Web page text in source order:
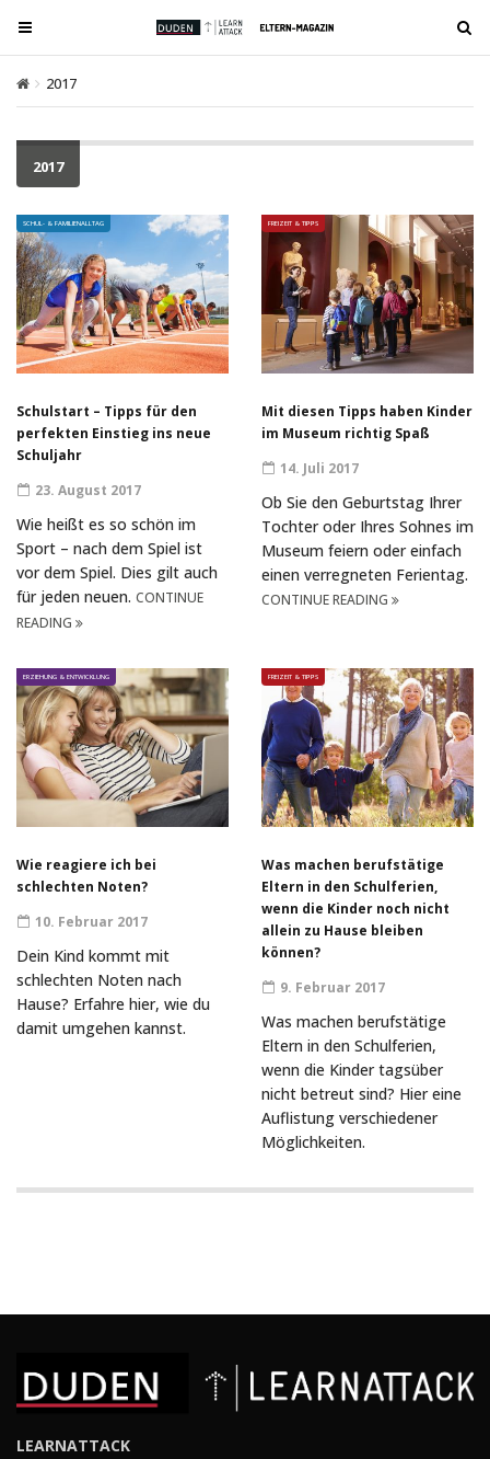
T
o
g
g
n
a
v
i
g
a
t
i
n
T
o
g
a
v
i
g
a
n
2017
2017
SCHUL- & FAMILIENALLTAG
Schulstart – Tipps für den
perfekten Einstieg ins neue
Schuljahr
23. August 2017
Wie heißt es so schön im
Sport – nach dem Spiel ist
vor dem Spiel. Dies gilt auch
für jeden neuen. CONTINUE
READING
FREIZEIT & TIPPS
Mit diesen Tipps haben Kinder
im Museum richtig Spaß
14. Juli 2017
Ob Sie den Geburtstag Ihrer
Tochter oder Ihres Sohnes im
Museum feiern oder einfach
einen verregneten Ferientag.
CONTINUE READING
ERZIEHUNG & ENTWICKLUNG
Wie reagiere ich bei
schlechten Noten?
10. Februar 2017
Dein Kind kommt mit
schlechten Noten nach
Hause? Erfahre hier, wie du
damit umgehen kannst.
FREIZEIT & TIPPS
Was machen berufstätige
Eltern in den Schulferien,
wenn die Kinder noch nicht
allein zu Hause bleiben
können?
9. Februar 2017
Was machen berufstätige
Eltern in den Schulferien,
wenn die Kinder tagsüber
nicht betreut sind? Hier eine
Auflistung verschiedener
Möglichkeiten.
LEARNATTACK